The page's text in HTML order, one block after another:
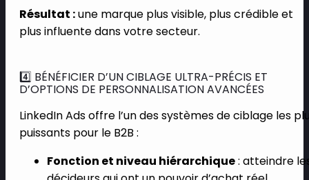
Résultat :une marque plus visible, plus crédible et
plus influente dans votre secteur.
4️⃣ BÉNÉFICIER D’UN CIBLAGE ULTRA-PRÉCIS ET
D’OPTIONS DE PERSONNALISATION AVANCÉES
LinkedIn Ads offre l’un des systèmes de ciblage les
puissants pour le B2B :
Fonction et niveau hiérarchique: atteindre